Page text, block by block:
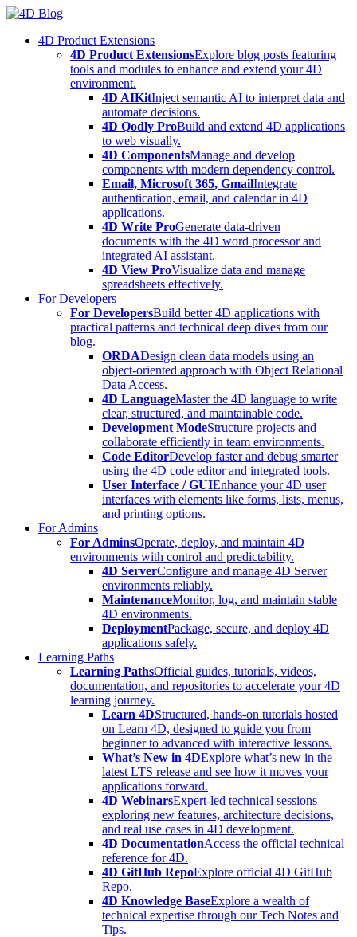
Skip
content4D Product Extensions
4D Product ExtensionsExplore blog posts featuring
tools and modules to enhance and extend your 4D
environment.
4D AIKitInject semantic AI to interpret data and
automate decisions.
4D Qodly ProBuild and extend 4D applications
to web visually.
4D ComponentsManage and develop
components with modern dependency control.
Email, Microsoft 365, GmailIntegrate
authentication, email, and calendar in 4D
applications.
4D Write ProGenerate data-driven
documents with the 4D word processor and
integrated AI assistant.
4D View ProVisualize data and manage
spreadsheets effectively.
For Developers
For DevelopersBuild better 4D applications with
practical patterns and technical deep dives from our
blog.
ORDADesign clean data models using an
object-oriented approach with Object Relational
Data Access.
4D LanguageMaster the 4D language to write
clear, structured, and maintainable code.
Development ModeStructure projects and
collaborate efficiently in team environments.
Code EditorDevelop faster and debug smarter
using the 4D code editor and integrated tools.
User Interface / GUIEnhance your 4D user
interfaces with elements like forms, lists, menus,
and printing options.
For Admins
For AdminsOperate, deploy, and maintain 4D
environments with control and predictability.
4D ServerConfigure and manage 4D Server
environments reliably.
MaintenanceMonitor, log, and maintain stable
4D environments.
DeploymentPackage, secure, and deploy 4D
applications safely.
Learning Paths
Learning PathsOfficial guides, tutorials, videos,
documentation, and repositories to accelerate your 4D
learning journey.
Learn 4DStructured, hands-on tutorials hosted
on Learn 4D, designed to guide you from
beginner to advanced with interactive lessons.
What’s New in 4DExplore what’s new in the
latest LTS release and see how it moves your
applications forward.
4D WebinarsExpert-led technical sessions
exploring new features, architecture decisions,
and real use cases in 4D development.
4D DocumentationAccess the official technical
reference for 4D.
4D GitHub RepoExplore official 4D GitHub
Repo.
4D Knowledge BaseExplore a wealth of
technical expertise through our Tech Notes and
Tips.